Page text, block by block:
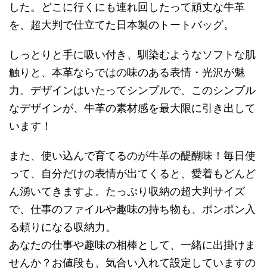
した。どこに行くにも連れ回したって頑丈な牛革
を、超大判で仕立てた日本製のトートバッグ。
しっとりと手に吸い付き、馴染むようなソフトな肌
触りと、本革ならではの味のある表情・光沢が魅
力。デザインはいたってシンプルで、このシンプル
なデザインが、牛革の素材感を最大限に引き出して
います！
また、使い込んで育てるのが牛革の醍醐味！毎日使
って、自分だけの表情が出てくると、愛着もどんど
ん湧いてきますよ。たっぷり収納の超大判サイズ
で、仕事のファイルや趣味の持ち物も、ポンポン入
る頼りになる収納力。
あなたの仕事や趣味の相棒として、一緒に出掛けま
せんか？お値段も、気合い入れて設定していますの